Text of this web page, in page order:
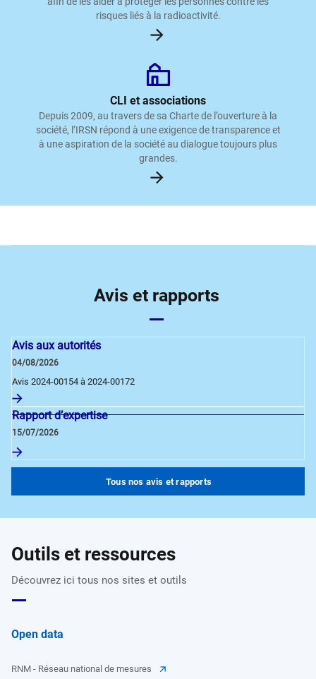
risques liés à la radioactivité.
CLI et associations
Depuis 2009, au travers de sa Charte de l’ouverture à la
société, l’IRSN répond à une exigence de transparence et
à une aspiration de la société au dialogue toujours plus
grandes.
Avis et rapports
Avis aux autorités
04/08/2026
Avis 2024-00154 à 2024-00172
Rapport d’expertise
15/07/2026
Tous nos avis et rapports
Outils et ressources
Découvrez ici tous nos sites et outils
Open data
RNM - Réseau national de mesures